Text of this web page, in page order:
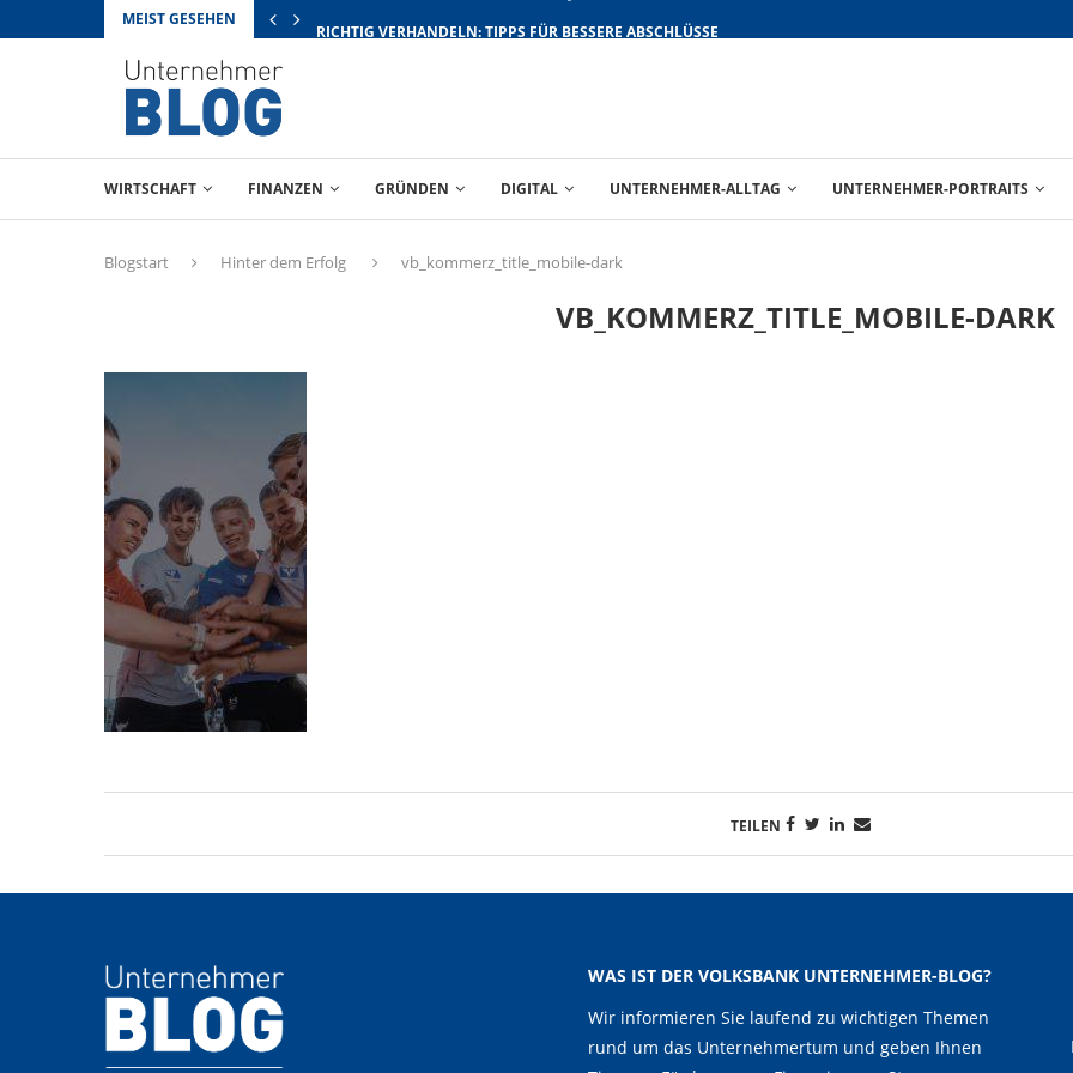
MEIST GESEHEN RICHTIG VERHANDELN: TIPPS FÜR BESSERE ABSCHLÜSSE
WIRTSCHAFT FINANZEN GRÜNDEN DIGITAL UNTERNEHMER-ALLTAG UNTERNEHMER-PORTRAITS
Blogstart Hinter dem Erfolg vb_kommerz_title_mobile-dark
VB_KOMMERZ_TITLE_MOBILE-DARK
TEILEN
WAS IST DER VOLKSBANK UNTERNEHMER-BLOG?
Wir informieren Sie laufend zu wichtigen Themen
rund um das Unternehmertum und geben Ihnen